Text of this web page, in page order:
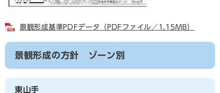
景観形成基準PDFデータ（PDFファイル／1.15MB）
景観形成の方針 ゾーン別
東山手